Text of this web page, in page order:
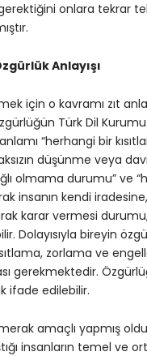
onlara tekrar
Anlayışı
için o kavramı zıt
Türk Dil Kurumu
“herhangi bir
düşünme veya
olmama durumu” ve
insanın kendi
karar vermesi
Dolayısıyla bireyin
zorlama ve
gerekmektedir.
ifade edilebilir.
amaçlı yapmış
insanların temel ve